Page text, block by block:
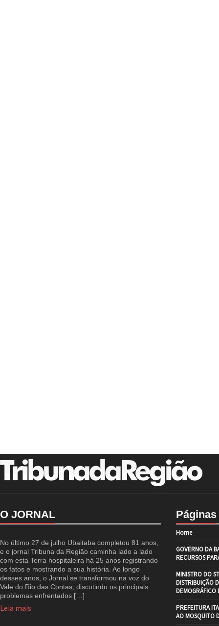
O JORNAL
No último 27 de julho Ubaitaba completou 81 anos,
e o jornal Tribuna da Região caminha lado a lado
com esta Terra hospitaleira há 25 anos registrando
os fatos e mostrando a sua história. Ao longo
desses anos, o Jornal se transformou na voz do
Vale do Rio das Contas, discutindo os principais
problemas enfrentados […]
Leia mais
Páginas
Home
GOVERNO DA
RECURSOS
MINISTRO DO
DISTRIBUIÇÃO
DEMOGRÁFICO
PREFEITURA
AO MOSQUITO